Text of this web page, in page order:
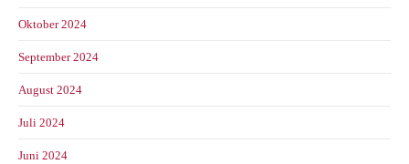
Oktober 2024
September 2024
August 2024
Juli 2024
Juni 2024